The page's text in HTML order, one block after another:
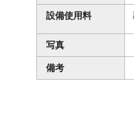
設備使用料
写真
備考